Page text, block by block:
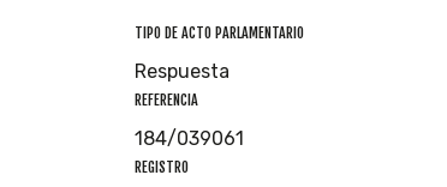
TIPO DE ACTO PARLAMENTARIO
Respuesta
REFERENCIA
184/039061
REGISTRO